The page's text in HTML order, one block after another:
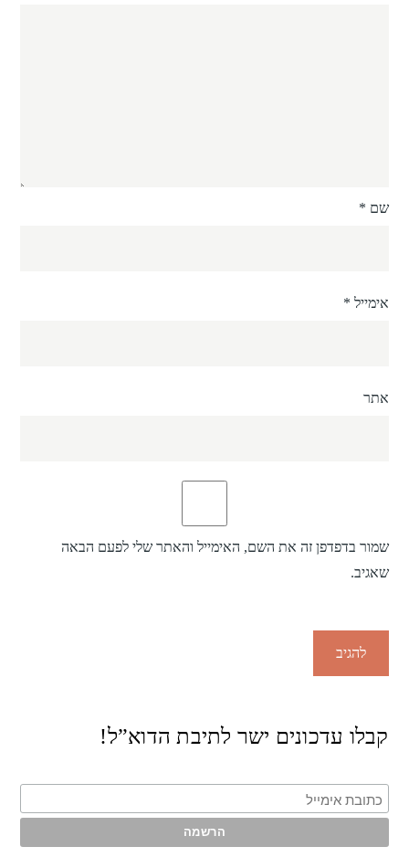
שם *
אימייל *
אתר
שמור בדפדפן זה את השם, האימייל והאתר שלי לפעם הבאה
שאגיב.
קבלו עדכונים ישר לתיבת הדוא”ל!